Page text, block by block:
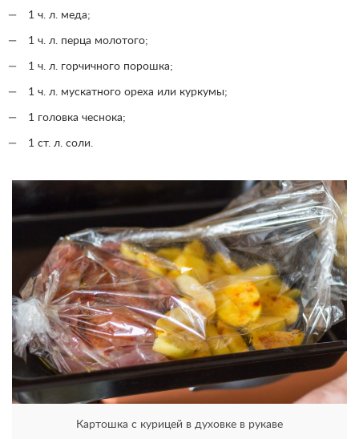
1 ч. л. меда;
1 ч. л. перца молотого;
1 ч. л. горчичного порошка;
1 ч. л. мускатного ореха или куркумы;
1 головка чеснока;
1 ст. л. соли.
Картошка с курицей в духовке в рукаве